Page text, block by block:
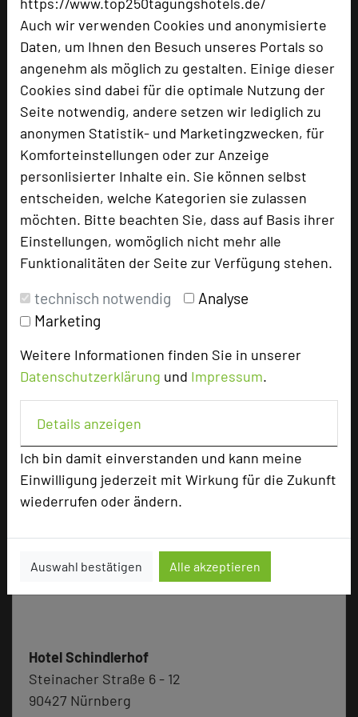
Auch wir verwenden Cookies und anonymisierte
Daten, um Ihnen den Besuch unseres Portals so
angenehm als möglich zu gestalten. Einige dieser
Cookies sind dabei für die optimale Nutzung der
Seite notwendig, andere setzen wir lediglich zu
anonymen Statistik- und Marketingzwecken, für
Komforteinstellungen oder zur Anzeige
personlisierter Inhalte ein. Sie können selbst
entscheiden, welche Kategorien sie zulassen
möchten. Bitte beachten Sie, dass auf Basis ihrer
Einstellungen, womöglich nicht mehr alle
Funktionalitäten der Seite zur Verfügung stehen.
technisch notwendig
Analyse
Marketing
Weitere Informationen finden Sie in unserer
Datenschutzerklärung und Impressum.
Details anzeigen
Ich bin damit einverstanden und kann meine
Einwilligung jederzeit mit Wirkung für die Zukunft
wiederrufen oder ändern.
Auswahl bestätigen Alle akzeptieren
Tagungsalltag bereichert.
Nachhaltigkeit und Innovation:
Nachhaltige Konzepte und moderne Technik
stehen im Einklang mit den Bedürfnissen
moderner Unternehmen.
Fazit: Der Schindlerhof setzt neue Maßstäbe im
Tagen
Mit seiner visionären Herangehensweise hebt
sich der Schindlerhof klar von herkömmlichen
Tagungsorten ab. Hier trifft Flexibilität auf
Kreativität, Innovation auf Wohlbefinden.
Planen Sie Ihre nächste Tagung im
Ozean des Tagens" neue Horizonte eröffnet.
umsetzen – kontaktieren Sie uns für Ihre
individuelle Planung!
URL:https://www.schindlerhof.de/tagen/
Hotel Schindlerhof
Steinacher Straße 6 - 12
90427 Nürnberg